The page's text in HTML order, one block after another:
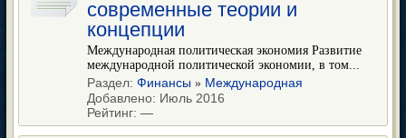
современные теории и
концепции
Международная политическая экономия Развитие
международной политической экономии, в том...
Раздел: Финансы » Международная
Добавлено: Июль 2016
Рейтинг: —